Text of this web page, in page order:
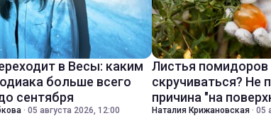
в Весы: каким
больше всего
сентября
· 05 августа 2026, 12:00
Листья помидоров
скручиваться? Не
причина "на
Наталия Крижановская · 05